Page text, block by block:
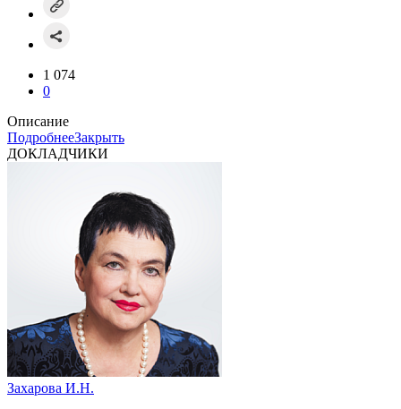
1 074
0
Описание
ПодробнееЗакрыть
ДОКЛАДЧИКИ
Захарова И.Н.